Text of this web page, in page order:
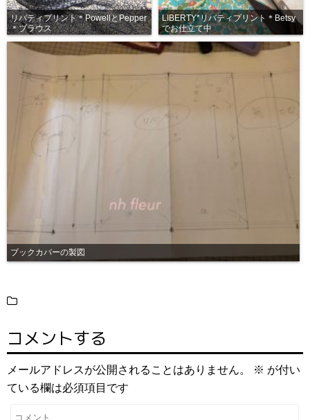
リバティプリント＊PowellとPepper
＊ブラウス
LIBERTY*リバティプリント＊Betsy
でお仕立て中
ブックカバーの製図
コメントする
メールアドレスが公開されることはありません。 ※ が付い
ている欄は必須項目です